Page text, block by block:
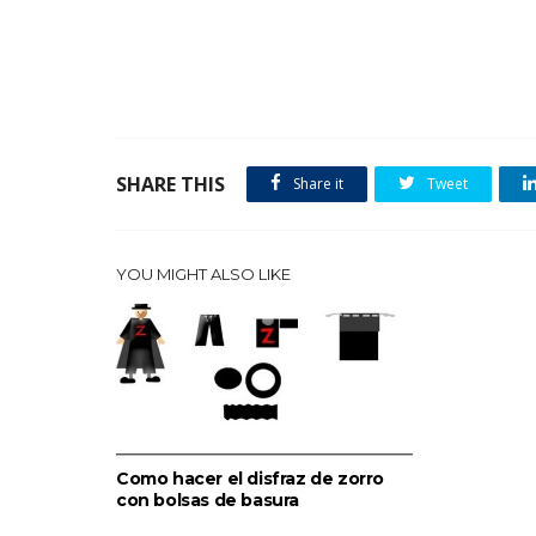
SHARE THIS Share it Tweet
YOU MIGHT ALSO LIKE
Como hacer el disfraz de zorro
con bolsas de basura